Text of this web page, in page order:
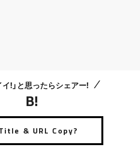
イ!」と思ったらシェアー!
B!